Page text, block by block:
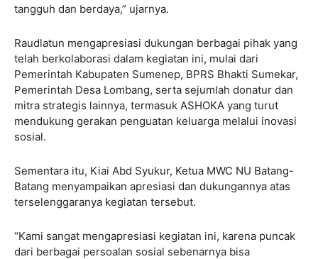
tangguh dan berdaya,” ujarnya.
Raudlatun mengapresiasi dukungan berbagai pihak yang
telah berkolaborasi dalam kegiatan ini, mulai dari
Pemerintah Kabupaten Sumenep, BPRS Bhakti Sumekar,
Pemerintah Desa Lombang, serta sejumlah donatur dan
mitra strategis lainnya, termasuk ASHOKA yang turut
mendukung gerakan penguatan keluarga melalui inovasi
sosial.
Sementara itu, Kiai Abd Syukur, Ketua MWC NU Batang-
Batang menyampaikan apresiasi dan dukungannya atas
terselenggaranya kegiatan tersebut.
“Kami sangat mengapresiasi kegiatan ini, karena puncak
dari berbagai persoalan sosial sebenarnya bisa